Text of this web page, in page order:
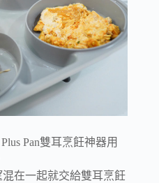
Pan雙耳烹飪神器用
在一起就交給雙耳烹飪